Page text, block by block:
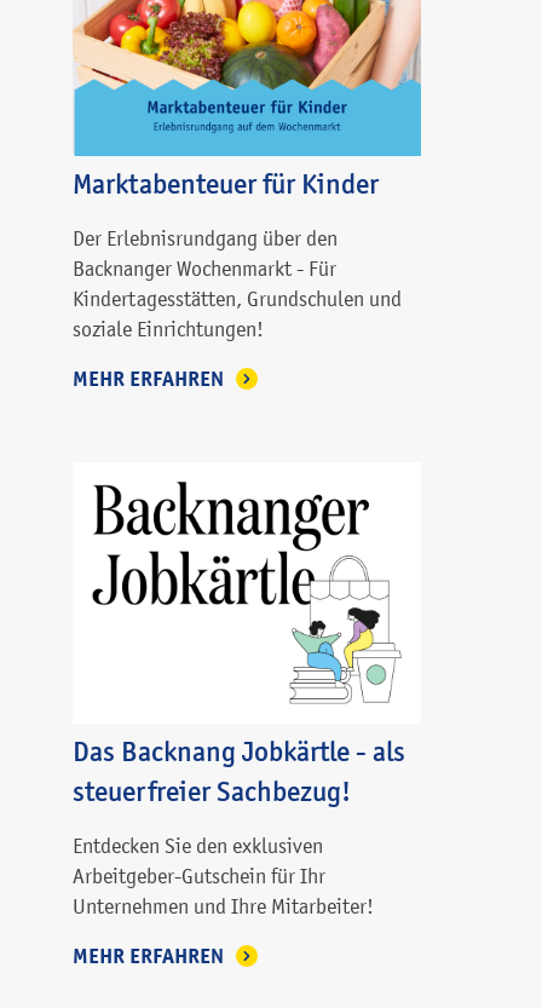
Marktabenteuer für Kinder
Der Erlebnisrundgang über den
Backnanger Wochenmarkt - Für
Kindertagesstätten, Grundschulen und
soziale Einrichtungen!
MEHR ERFAHREN
Das Backnang Jobkärtle - als
steuerfreier Sachbezug!
Entdecken Sie den exklusiven
Arbeitgeber-Gutschein für Ihr
Unternehmen und Ihre Mitarbeiter!
MEHR ERFAHREN